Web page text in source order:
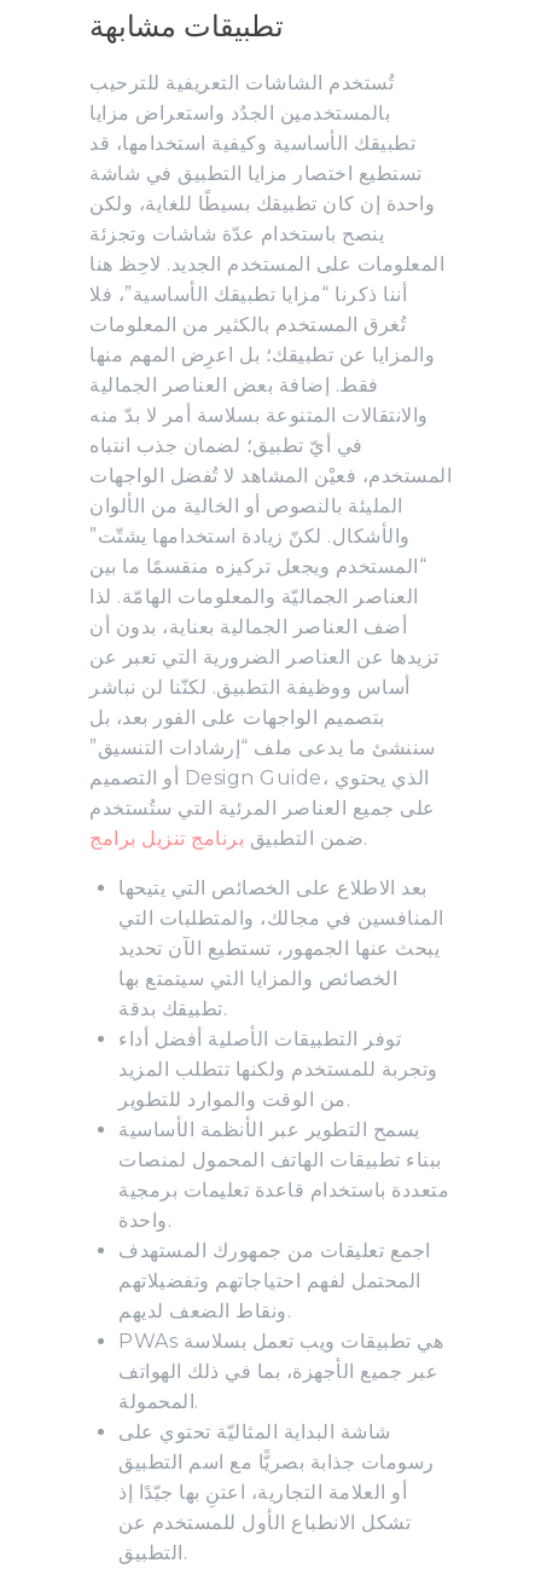
تطبيقات مشابهة
تُستخدم الشاشات التعريفية للترحيب
بالمستخدمين الجدُد واستعراض مزايا
تطبيقك الأساسية وكيفية استخدامها، قد
تستطيع اختصار مزايا التطبيق في شاشة
واحدة إن كان تطبيقك بسيطًا للغاية، ولكن
ينصح باستخدام عدّة شاشات وتجزئة
المعلومات على المستخدم الجديد. لاحِظ هنا
أننا ذكرنا “مزايا تطبيقك الأساسية”، فلا
تُغرق المستخدم بالكثير من المعلومات
والمزايا عن تطبيقك؛ بل اعرِض المهم منها
فقط. إضافة بعض العناصر الجمالية
والانتقالات المتنوعة بسلاسة أمر لا بدّ منه
في أيّ تطبيق؛ لضمان جذب انتباه
المستخدم، فعيْن المشاهد لا تُفضل الواجهات
المليئة بالنصوص أو الخالية من الألوان
والأشكال. لكنّ زيادة استخدامها يشتّت”
“المستخدم ويجعل تركيزه منقسمًا ما بين
العناصر الجماليّة والمعلومات الهامّة. لذا
أضف العناصر الجمالية بعناية، بدون أن
تزيدها عن العناصر الضرورية التي تعبر عن
أساس ووظيفة التطبيق. لكنّنا لن نباشر
بتصميم الواجهات على الفور بعد، بل
سننشئ ما يدعى ملف “إرشادات التنسيق”
أو التصميم Design Guide، الذي يحتوي
على جميع العناصر المرئية التي ستُستخدم
ضمن التطبيق برنامج تنزيل برامج .
بعد الاطلاع على الخصائص التي يتيحها
المنافسين في مجالك، والمتطلبات التي
يبحث عنها الجمهور، تستطيع الآن تحديد
الخصائص والمزايا التي سيتمتع بها
تطبيقك بدقة.
توفر التطبيقات الأصلية أفضل أداء
وتجربة للمستخدم ولكنها تتطلب المزيد
من الوقت والموارد للتطوير.
يسمح التطوير عبر الأنظمة الأساسية
ببناء تطبيقات الهاتف المحمول لمنصات
متعددة باستخدام قاعدة تعليمات برمجية
واحدة.
اجمع تعليقات من جمهورك المستهدف
المحتمل لفهم احتياجاتهم وتفضيلاتهم
ونقاط الضعف لديهم.
PWAs هي تطبيقات ويب تعمل بسلاسة
عبر جميع الأجهزة، بما في ذلك الهواتف
المحمولة.
شاشة البداية المثاليّة تحتوي على
رسومات جذابة بصريًّا مع اسم التطبيق
أو العلامة التجارية، اعتنِ بها جيّدًا إذ
تشكل الانطباع الأول للمستخدم عن
التطبيق.